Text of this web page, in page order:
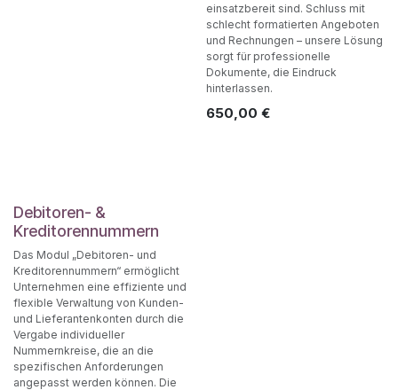
einsatzbereit sind. Schluss mit
schlecht formatierten Angeboten
und Rechnungen – unsere Lösung
sorgt für professionelle
Dokumente, die Eindruck
hinterlassen.
650,00 €
Debitoren- &
Kreditorennummern
Das Modul „Debitoren- und
Kreditorennummern“ ermöglicht
Unternehmen eine effiziente und
flexible Verwaltung von Kunden-
und Lieferantenkonten durch die
Vergabe individueller
Nummernkreise, die an die
spezifischen Anforderungen
angepasst werden können. Die